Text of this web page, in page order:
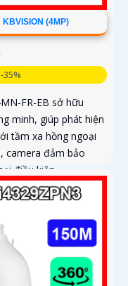
(4MP)
35%
FR-EB sở hữu
minh, giúp phát hiện
tầm xa hồng ngoại
camera đảm bảo
điều kiện